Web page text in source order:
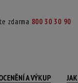
zdarma 800 30 30 90
A VÝKUP